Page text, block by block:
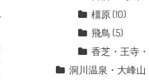
橿原 (10)
飛鳥 (5)
香芝・王寺
洞川温泉・大峰山